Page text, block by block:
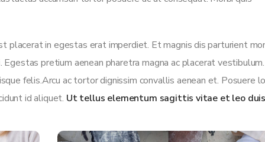
placerat in egestas erat imperdiet. Et magnis dis parturient
pretium aenean pharetra magna ac placerat
felis.Arcu ac tortor dignissim convallis aenean et. Posuere
id aliquet. Ut tellus elementum sagittis vitae et leo